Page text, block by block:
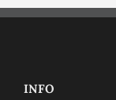
INFO